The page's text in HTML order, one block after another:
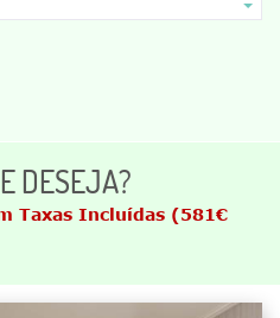
DESEJA?
Taxas Incluídas (581€